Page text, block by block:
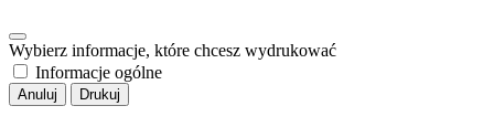
Wybierz informacje, które chcesz wydrukować
Informacje ogólne
Anuluj Drukuj